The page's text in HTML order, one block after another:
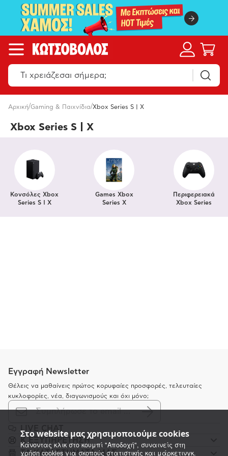
Στο website μας χρησιμοποιούμε cookies
Κάνοντας κλικ στο κουμπί "Αποδοχή", συναινείς στη
χρήση cookies για σκοπούς στατιστικής και μάρκετινγκ.
Αρχική/Gaming & Παιχνίδια/Xbox Series S | X
Xbox Series S | X
Κονσόλες Xbox
Series S | X
Games Xbox
Series X
Περιφερειακά
Xbox Series
Εγγραφή Newsletter
Θέλεις να μαθαίνεις πρώτος κορυφαίες προσφορές, τελευταίες
κυκλοφορίες, νέα, διαγωνισμούς και όχι μόνο;
K ΕΞΥΠΗΡΕΤΗΣΗ
ΤΑ ΚΑΤΑΣΤΗΜΑΤΑ ΜΑΣ